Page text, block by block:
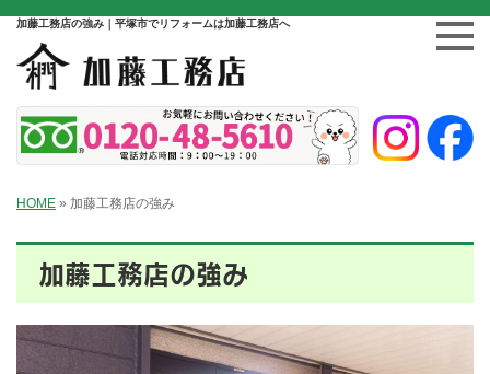
加藤工務店の強み｜平塚市でリフォームは加藤工務店へ
HOME » 加藤工務店の強み
加藤工務店の強み